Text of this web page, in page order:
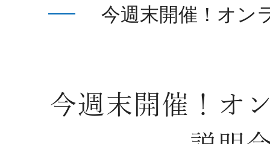
部署紹介
今週末開催！オン
今週末開催！オ